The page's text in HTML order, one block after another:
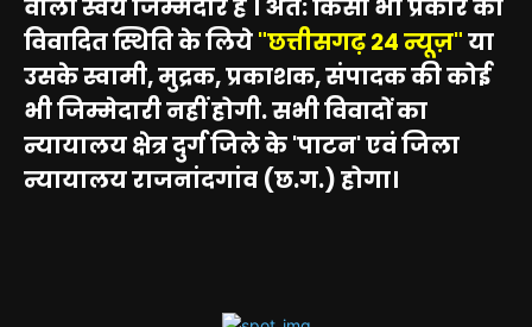
वाला स्वयं जिम्मेदार है । अत: किसी भी प्रकार की
विवादित स्थिति के लिये"छत्तीसगढ़ 24 न्यूज़"या
उसके स्वामी, मुद्रक, प्रकाशक, संपादक की कोई
भी जिम्मेदारी नहीं होगी. सभी विवादों का
न्यायालय क्षेत्र दुर्ग जिले के 'पाटन' एवं जिला
न्यायालय राजनांदगांव (छ.ग.) होगा।